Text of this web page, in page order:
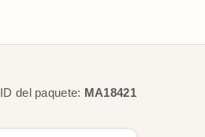
ID del paquete: MA18421